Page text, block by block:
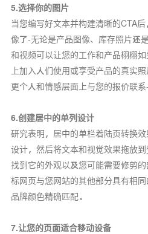
5.选择你的图片
当您编写好文本并构建清晰的CTA
像了-无论是产品图像、库存照片还
和视频可以让您的工作和产品栩栩
上加入人们使用或享受产品的真实
更个人和情感层面上与您的报价联系
6.创建居中的单列设计
研究表明，居中的单栏着陆页转换
设计，然后将文本和视觉效果拖放
找到它的外观以及您可能需要修剪
标网页与您网站的其他部分具有相
品牌颜色精确匹配。
7.让您的页面适合移动设备